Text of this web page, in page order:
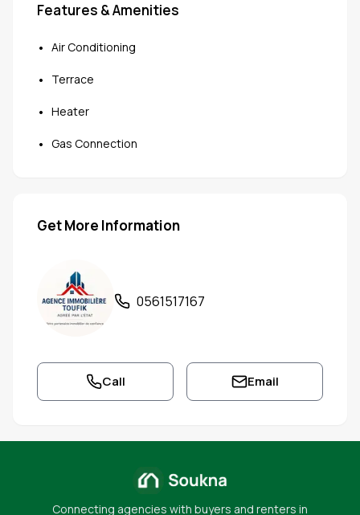
Features & Amenities
• Air Conditioning
• Terrace
• Heater
• Gas Connection
Get More Information
0561517167
Call Email
Connecting agencies with buyers and renters in